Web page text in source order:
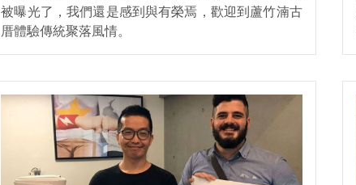
被曝光了，我們還是感到與有榮焉，歡迎到蘆竹湳古
厝體驗傳統聚落風情。